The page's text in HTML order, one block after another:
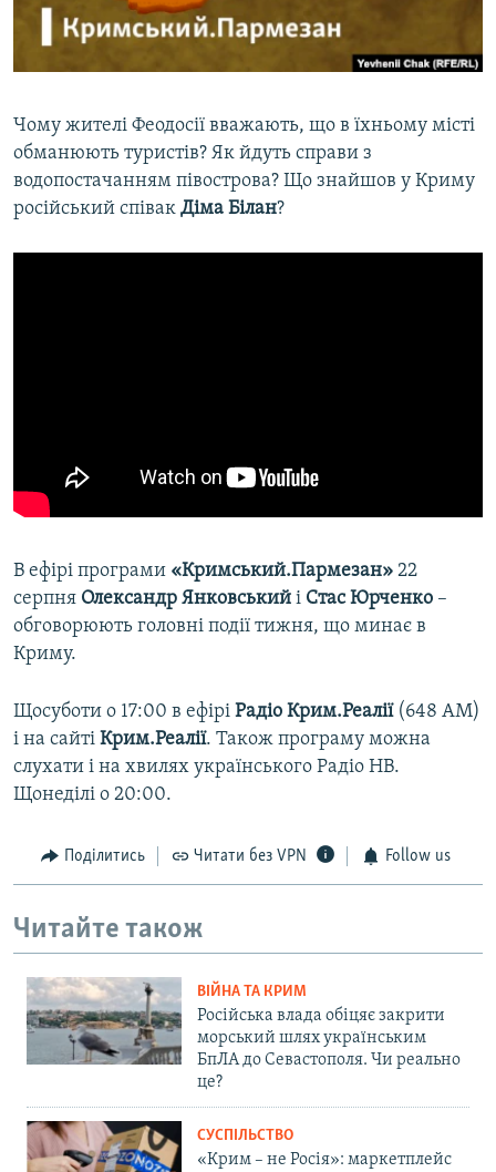
ВІДЕОУРОКИ «ELIFBE»
ІНФОГРАФІКА
Русский
Qırımtatar
ДОЛУЧАЙСЯ!
Чому жителі Феодосії вважають, що в їхньому місті
обманюють туристів? Як йдуть справи з
водопостачанням півострова? Що знайшов у Криму
російський співак Діма Білан?
В ефірі програми «Кримський.Пармезан» 22
серпня Олександр Янковський​ і Стас Юрченко –
обговорюють головні події тижня, що минає в
Криму.
Щосуботи о 17:00 в ефірі Радіо Крим.Реалії(648 АМ)
і на сайті Крим.Реалії. Також програму можна
слухати і на хвилях українського Радіо НВ.
Щонеділі о 20:00.
Поділитись Читати без VPN Follow us
Читайте також
ВІЙНА ТА КРИМ
Російська влада обіцяє закрити
морський шлях українським
БпЛА до Севастополя. Чи реально
це?
СУСПІЛЬСТВО
«Крим – не Росія»: маркетплейс